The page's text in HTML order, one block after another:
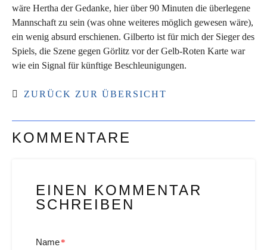
wäre Hertha der Gedanke, hier über 90 Minuten die überlegene
Mannschaft zu sein (was ohne weiteres möglich gewesen wäre),
ein wenig absurd erschienen. Gilberto ist für mich der Sieger des
Spiels, die Szene gegen Görlitz vor der Gelb-Roten Karte war
wie ein Signal für künftige Beschleunigungen.
ZURÜCK ZUR ÜBERSICHT
KOMMENTARE
EINEN KOMMENTAR
SCHREIBEN
Name*